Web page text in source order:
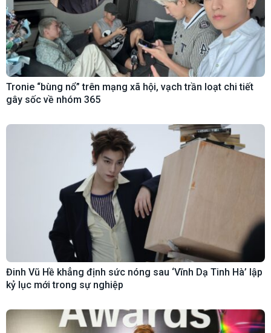
Tronie “bùng nổ” trên mạng xã hội, vạch trần loạt chi tiết
gây sốc về nhóm 365
Đinh Vũ Hề khẳng định sức nóng sau ‘Vĩnh Dạ Tinh Hà’ lập
kỷ lục mới trong sự nghiệp